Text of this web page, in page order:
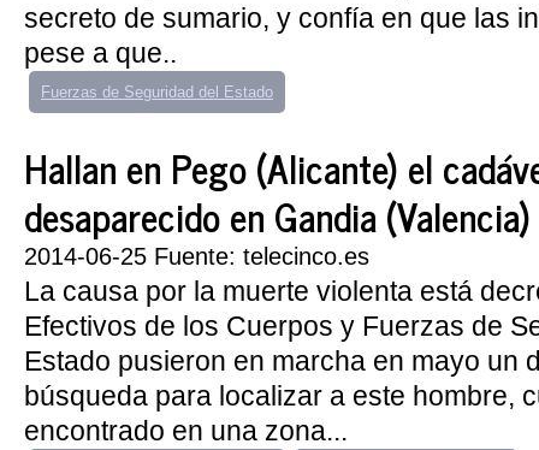
secreto de sumario, y confía en que las
pese a que..
Fuerzas de Seguridad del Estado
Hallan en Pego (Alicante) el
desaparecido en Gandia (Valencia)
2014-06-25 Fuente: telecinco.es
La causa por la muerte violenta está
Efectivos de los Cuerpos y Fuerzas de
Estado pusieron en marcha en mayo un
búsqueda para localizar a este hombre,
encontrado en una zona...